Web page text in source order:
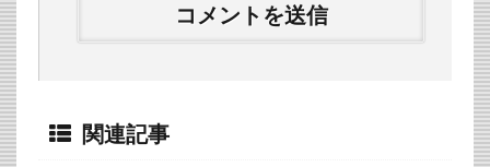
関連記事